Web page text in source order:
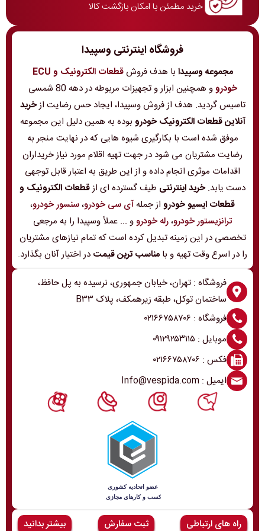
خرید مطمئن با امکان بازگشت کالا
فروشگاه اینترنتی وسپیدا
مجموعه وسپیدا با هدف فروش
قطعات الکترونیک و ECU
خودرو
و همچنین ابزار و تجهیزات مربوطه در دهه 80 شمسی
تاسیس گردید. هدف از فروش وسپیدا، ایجاد حس رضایت ازخرید
آنلاین قطعات الکترونیک خودرو بوده به همین دلیل این مجموعه
موفق شده است با بکارگیری شیوه هایی که در نهایت منجر به
رضایت مشتریان می شود در جهت تهیه اقلام مورد نیاز خریداران
اقدامات موثری انجام داده و از این طریق به اعتبار قابل توجهی
دست یابد.خرید اینترنتی طیف گسترده ای ازقطعات الکترونیک و
قطعات ایسیو خودرو از جملهآی سی خودرو،سنسور خودرو،
ترانزیستور خودرو،رله خودروو ... عملاً وسپیدا را به مرجعی
تخصصی در این زمینه تبدیل کرده است که تمام نیازهای مشتریان
را در اسرع وقت تهیه و با مناسب ترین قیمت در اختیار آنان بگذارد.
فروشگاه : تهران، خیابان جمهوری، نرسیده به پل حافظ،
ساختمان توکل، طبقه زیرهمکف، پلاک B۳۳
فروشگاه : ۰۲۱۶۶۷۵۸۷۰۶
موبایل : ۰۹۱۲۹۲۵۳۱۱۵
فکس : ۰۲۱۶۶۷۵۸۷۰۶
ایمیل : Info@vespida.com
راه های ارتباطی ثبت سفارش بیشتر بدانید